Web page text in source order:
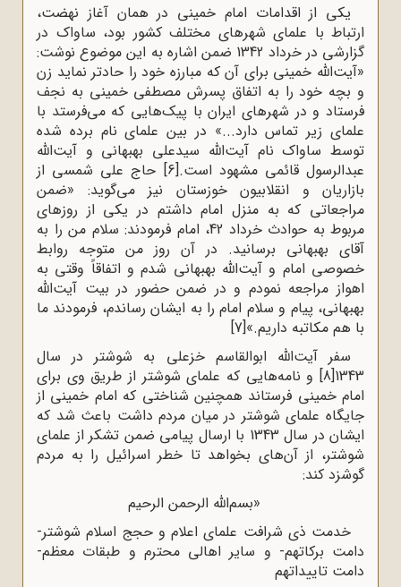
یکی از اقدامات امام خمینی در همان آغاز نهضت،
ارتباط با علمای شهرهای مختلف کشور بود، ساواک در
گزارشی در خرداد 1342 ضمن اشاره به این موضوع نوشت:
«آیت‌الله خمینی برای آن که مبارزه خود را حادتر نماید زن
و بچه خود را به اتفاق پسرش مصطفی خمینی به نجف
فرستاد و در شهرهای ایران با پیک‌هایی که می‌فرستد با
علمای زیر تماس دارد...» در بین علمای نام برده شده
توسط ساواک نام آیت‌الله سیدعلی بهبهانی و آیت‌الله
عبدالرسول قائمی مشهود است.[6]
حاج علی شمسی از
بازاریان و انقلابیون خوزستان نیز می‌گوید: «ضمن
مراجعاتی که به منزل امام داشتم در یکی از روزهای
مربوط به حوادث خرداد 42، امام فرمودند: سلام من را به
آقای بهبهانی برسانید. در آن روز من متوجه روابط
خصوصی امام و آیت‌الله بهبهانی شدم و اتفاقاً وقتی به
اهواز مراجعه نمودم و در ضمن حضور در بیت آیت‌الله
بهبهانی، پیام و سلام امام را به ایشان رساندم، فرمودند ما
با هم مکاتبه داریم.»[7]
سفر آیت‌الله ابوالقاسم خزعلی به شوشتر در سال
1343
[8]
و نامه‌هایی که علمای شوشتر از طریق وی برای
امام خمینی فرستاند همچنین شناختی که امام خمینی از
جایگاه علمای شوشتر در میان مردم داشت باعث شد که
ایشان در سال 1343 با ارسال پیامی ضمن تشکر از علمای
شوشتر، از آن‌های بخواهد تا خطر اسرائیل را به مردم
گوشزد کند:
«بسم‌الله الرحمن الرحیم‌
خدمت ذی شرافت علمای اعلام و حجج اسلام شوشتر-
دامت برکاتهم- و سایر اهالی محترم و طبقات معظم-
دامت تاییداتهم‌